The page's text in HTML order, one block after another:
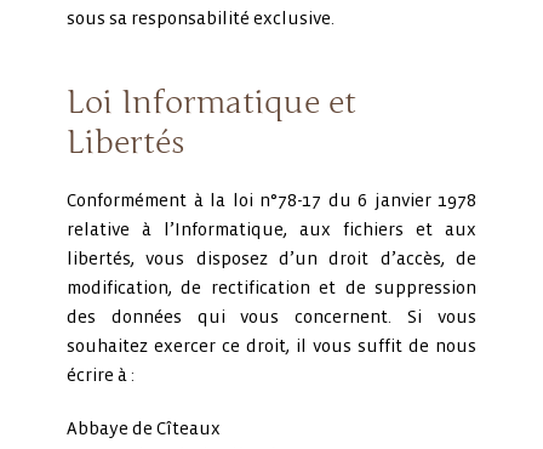
sous sa responsabilité exclusive.
Loi Informatique et
Libertés
Conformément à la loi n°78-17 du 6 janvier 1978
relative à l’Informatique, aux fichiers et aux
libertés, vous disposez d’un droit d’accès, de
modification, de rectification et de suppression
des données qui vous concernent. Si vous
souhaitez exercer ce droit, il vous suffit de nous
écrire à :
Abbaye de Cîteaux